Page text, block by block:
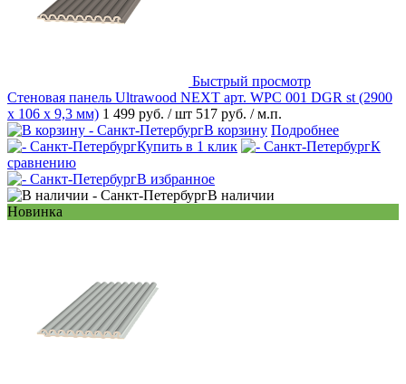
Быстрый просмотр
Стеновая панель Ultrawood NEXT арт. WPC 001 DGR st (2900
х 106 х 9,3 мм) 1 499 руб. / шт 517 руб. / м.п.
В корзину Подробнее
Купить в 1 клик
К
сравнению
В избранное
В наличии
Новинка